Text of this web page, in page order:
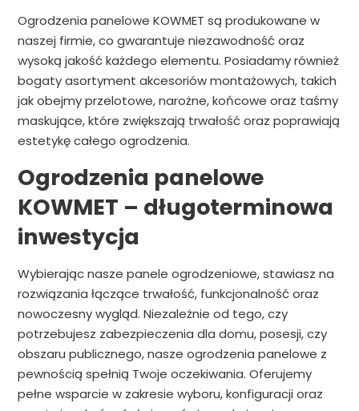
Ogrodzenia panelowe KOWMET są produkowane w
naszej firmie, co gwarantuje niezawodność oraz
wysoką jakość każdego elementu. Posiadamy również
bogaty asortyment akcesoriów montażowych, takich
jak obejmy przelotowe, narożne, końcowe oraz taśmy
maskujące, które zwiększają trwałość oraz poprawiają
estetykę całego ogrodzenia.
Ogrodzenia panelowe
KOWMET – długoterminowa
inwestycja
Wybierając nasze panele ogrodzeniowe, stawiasz na
rozwiązania łączące trwałość, funkcjonalność oraz
nowoczesny wygląd. Niezależnie od tego, czy
potrzebujesz zabezpieczenia dla domu, posesji, czy
obszaru publicznego, nasze ogrodzenia panelowe z
pewnością spełnią Twoje oczekiwania. Oferujemy
pełne wsparcie w zakresie wyboru, konfiguracji oraz